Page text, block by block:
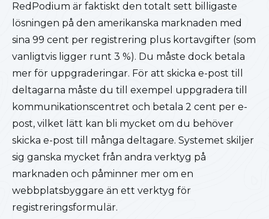
RedPodium är faktiskt den totalt sett billigaste
lösningen på den amerikanska marknaden med
sina 99 cent per registrering plus kortavgifter (som
vanligtvis ligger runt 3 %). Du måste dock betala
mer för uppgraderingar. För att skicka e-post till
deltagarna måste du till exempel uppgradera till
kommunikationscentret och betala 2 cent per e-
post, vilket lätt kan bli mycket om du behöver
skicka e-post till många deltagare. Systemet skiljer
sig ganska mycket från andra verktyg på
marknaden och påminner mer om en
webbplatsbyggare än ett verktyg för
registreringsformulär.